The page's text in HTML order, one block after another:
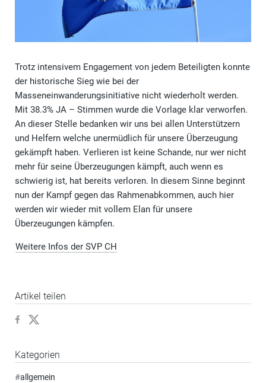
Trotz intensivem Engagement von jedem Beteiligten konnte
der historische Sieg wie bei der
Masseneinwanderungsinitiative nicht wiederholt werden.
Mit 38.3% JA – Stimmen wurde die Vorlage klar verworfen.
An dieser Stelle bedanken wir uns bei allen Unterstützern
und Helfern welche unermüdlich für unsere Überzeugung
gekämpft haben. Verlieren ist keine Schande, nur wer nicht
mehr für seine Überzeugungen kämpft, auch wenn es
schwierig ist, hat bereits verloren. In diesem Sinne beginnt
nun der Kampf gegen das Rahmenabkommen, auch hier
werden wir wieder mit vollem Elan für unsere
Überzeugungen kämpfen.
Weitere Infos der SVP CH
Artikel teilen
Kategorien
#allgemein